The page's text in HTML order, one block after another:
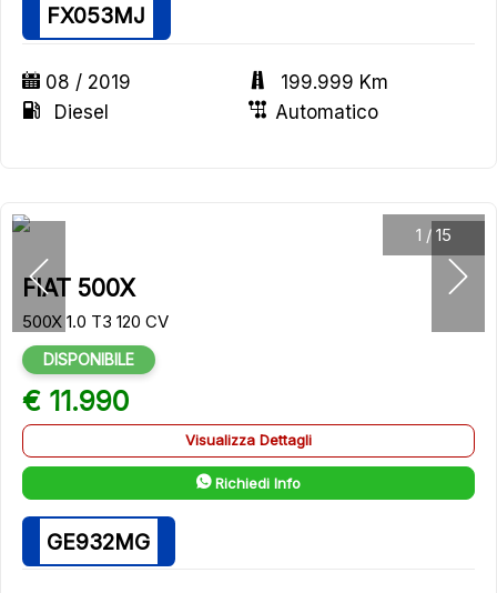
FX053MJ
08 / 2019
199.999 Km
Diesel
Automatico
1 / 15
FIAT 500X
500X 1.0 T3 120 CV
DISPONIBILE
€ 11.990
Visualizza Dettagli
Richiedi Info
GE932MG